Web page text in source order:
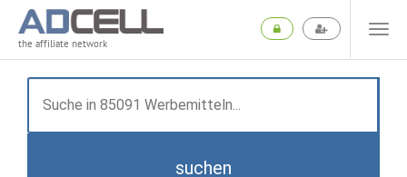
the affiliate network
suchen